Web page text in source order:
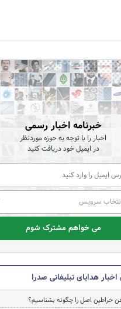
خبرنامه اخبار رسمی
اخبار را با توجه به حوزه موردنظر
در ایمیل خود دریافت کنید
سرویس
می خواهم مشترک شوم
هدایای تبلیغاتی صدرا
خراطین اصل را چگونه بشناسیم؟